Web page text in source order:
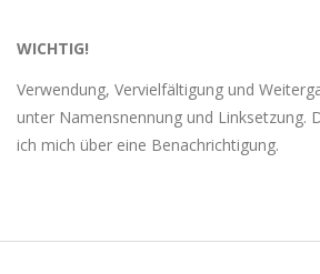
WICHTIG!
Verwendung, Vervielfältigung und
unter Namensnennung und Linksetzung.
ich mich über eine Benachrichtigung.